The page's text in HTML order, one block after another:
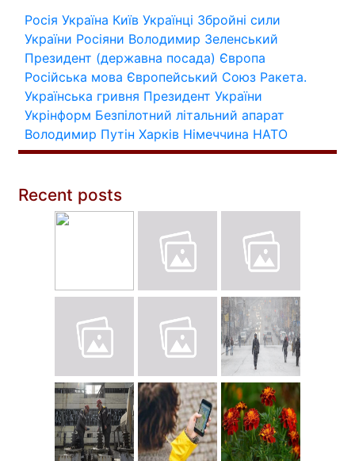
Росія Україна Київ Українці Збройні сили
України Росіяни Володимир Зеленський
Президент (державна посада) Європа
Російська мова Європейський Союз Ракета.
Українська гривня Президент України
Укрінформ Безпілотний літальний апарат
Володимир Путін Харків Німеччина НАТО
Recent posts